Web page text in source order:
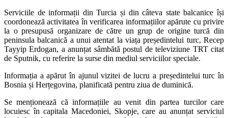
Serviciile de informații din Turcia și din câteva state balcanice își
coordonează activitatea în verificarea informațiilor apărute cu privire
la o presupusă organizare de către un grup de origine turcă din
peninsula balcanică a unui atentat la viața președintelui turc, Recep
Tayyip Erdogan, a anunțat sâmbătă postul de televiziune TRT citat
de Sputnik, cu referire la surse din mediul serviciilor speciale.
Informația a apărut în ajunul vizitei de lucru a președintelui turc în
Bosnia și Herțegovina, planificată pentru ziua de duminică.
Se menționează că informațiile au venit din partea turcilor care
locuiesc în capitala Macedoniei, Skopje, care au anunțat serviciul